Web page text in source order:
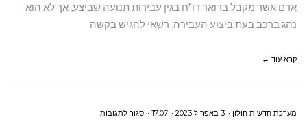
אדם אשר מקבל בדואר דו"ח בגין עבירות תנועה שביצע, אך לא הוא
נהג ברכב בעת ביצוע העבירה, רשאי להגיש בקשה
קרא עוד ←
מערכת חדשות חולון 3 באפריל 2023 17:07 סגור לתגובותעל